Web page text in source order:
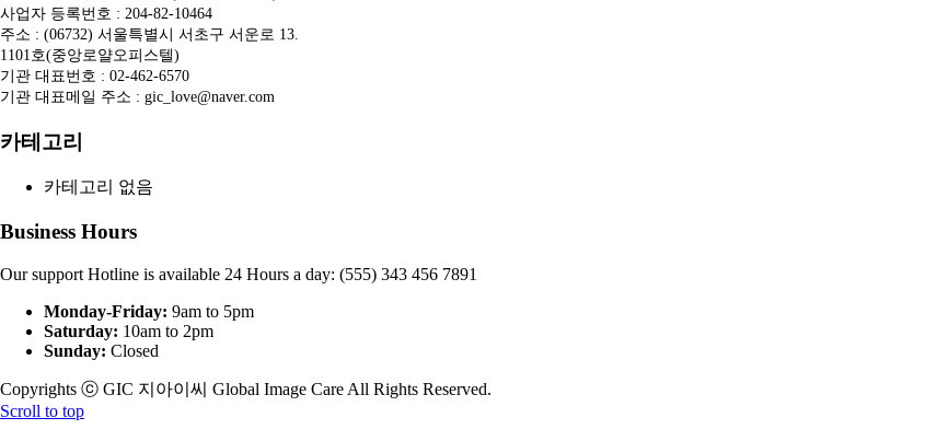
사업자 등록번호 : 204-82-10464
주소 : (06732) 서울특별시 서초구 서운로 13.
1101호(중앙로얄오피스텔)
기관 대표번호 : 02-462-6570
기관 대표메일 주소 : gic_love@naver.com
카테고리
카테고리 없음
Business Hours
Our support Hotline is available 24 Hours a day: (555) 343 456 7891
Monday-Friday: 9am to 5pm
Saturday: 10am to 2pm
Sunday: Closed
Copyrights ⓒ GIC 지아이씨 Global Image Care All Rights Reserved.
Scroll to top